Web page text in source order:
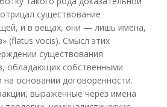
существование
и в вещах, они — лишь имена,
(flatus vocis). Смысл этих
существования
обладающих собственными
основании договоренности.
выраженные через имена